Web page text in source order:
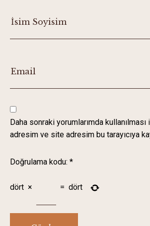
Daha sonraki yorumlarımda
adresim ve site adresim bu tarayıcıya
Doğrulama kodu: *
dört × = dört